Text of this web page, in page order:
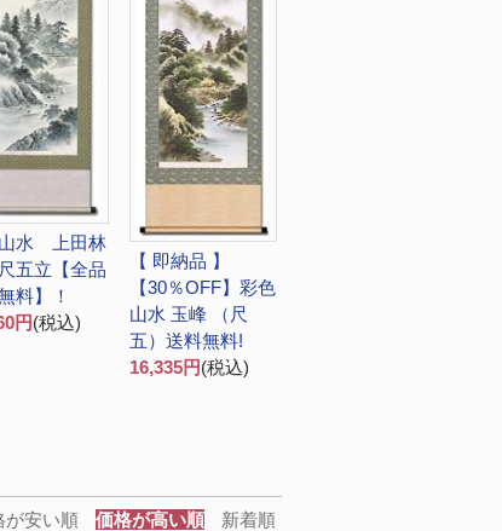
水 上田林
五立【全品
料】！
円(税込)
【 即納品 】
【30％OFF】彩色
山水 玉峰 （尺
五）送料無料!
16,335円(税込)
が安い順 価格が高い順 新着順